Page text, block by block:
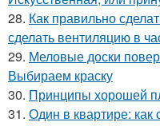
28. Как правильно
сделать вентиляцию в
29. Меловые доски
Выбираем краску
30. Принципы хорошей
31. Один в квартире: как